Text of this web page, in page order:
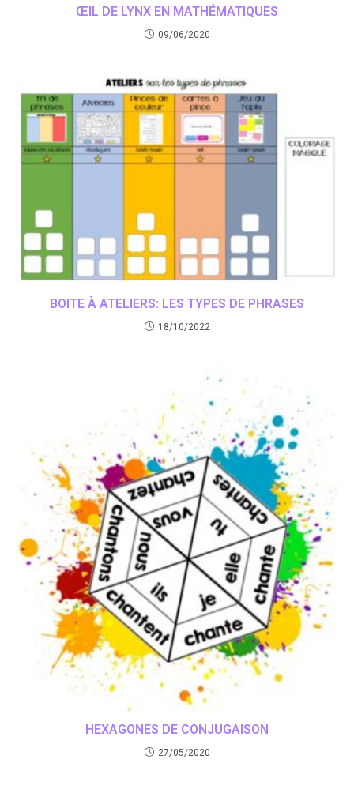
ŒIL DE LYNX EN MATHÉMATIQUES
09/06/2020
BOITE À ATELIERS: LES TYPES DE PHRASES
18/10/2022
HEXAGONES DE CONJUGAISON
27/05/2020